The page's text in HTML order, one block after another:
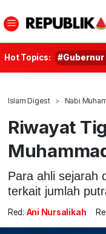
Hot Topics: #Gubernur
Islam Digest Nabi
Riwayat
Para ahli sejarah
terkait jumlah
Red: Ani Nursalikah